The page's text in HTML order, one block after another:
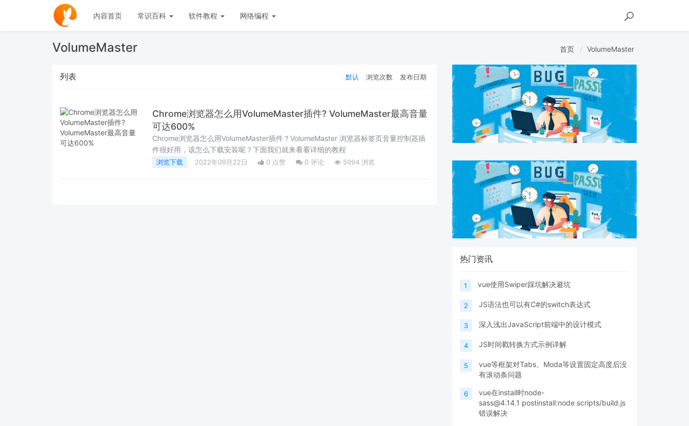
内容首页 常识百科 软件教程 网络编程
VolumeMaster 首页 VolumeMaster
列表 默认 浏览次数 发布日期
Chrome浏览器怎么用VolumeMaster插件? VolumeMaster最高音量
可达600%
Chrome浏览器怎么用VolumeMaster插件？VolumeMaster 浏览器标签页音量控制器插
件很好用，该怎么下载安装呢？下面我们就来看看详细的教程
浏览下载 2022年09月22日 0 点赞 0 评论 5994 浏览
热门资讯
1 vue使用Swiper踩坑解决避坑
2 JS语法也可以有C#的switch表达式
3 深入浅出JavaScript前端中的设计模式
4 JS时间戳转换方式示例详解
5
vue等框架对Tabs、Moda等设置固定高度后没
有滚动条问题
6
vue在install时node-
sass@4.14.1 postinstall:node scripts/build.js
错误解决